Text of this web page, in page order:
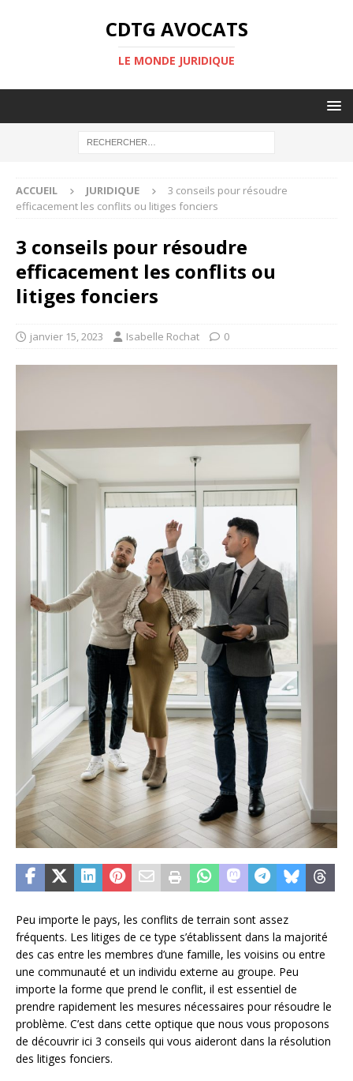
CDTG AVOCATS
LE MONDE JURIDIQUE
ACCUEIL JURIDIQUE
3 conseils pour résoudre
efficacement les conflits ou litiges fonciers
3 conseils pour résoudre
efficacement les conflits ou
litiges fonciers
janvier 15, 2023 Isabelle Rochat 0
Peu importe le pays, les conflits de terrain sont assez
fréquents. Les litiges de ce type s’établissent dans la majorité
des cas entre les membres d’une famille, les voisins ou entre
une communauté et un individu externe au groupe. Peu
importe la forme que prend le conflit, il est essentiel de
prendre rapidement les mesures nécessaires pour résoudre le
problème. C’est dans cette optique que nous vous proposons
de découvrir ici 3 conseils qui vous aideront dans la résolution
des litiges fonciers.